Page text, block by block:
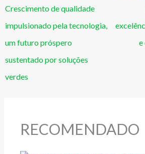
Crescimento de qualidade
impulsionado pela tecnologia,
um futuro próspero
sustentado por soluções
verdes
e
RECOMENDADO